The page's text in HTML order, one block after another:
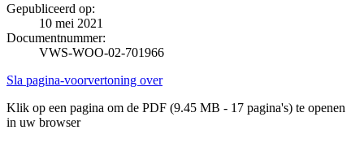
Gepubliceerd op:
10 mei 2021
Documentnummer:
VWS-WOO-02-701966
Sla pagina-voorvertoning over
Klik op een pagina om de PDF (9.45 MB - 17 pagina's) te openen
in uw browser